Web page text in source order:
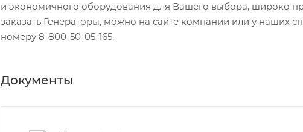
и экономичного оборудования для Вашего выбора, широко
заказать Генераторы, можно на сайте компании или у наших
номеру 8-800-50-05-165.
Документы